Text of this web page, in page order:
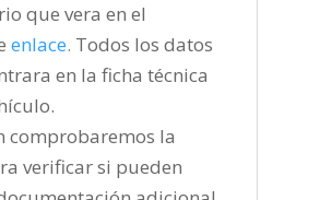
que vera en el
enlace. Todos los datos
en la ficha técnica
comprobaremos la
verificar si pueden